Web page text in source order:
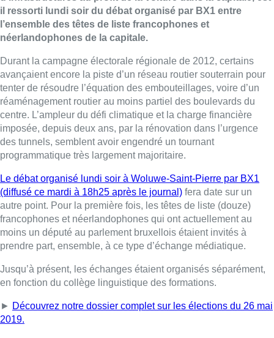
il ressorti lundi soir du débat organisé par BX1 entre
l’ensemble des têtes de liste francophones et
néerlandophones de la capitale.
Durant la campagne électorale régionale de 2012, certains
avançaient encore la piste d’un réseau routier souterrain pour
tenter de résoudre l’équation des embouteillages, voire d’un
réaménagement routier au moins partiel des boulevards du
centre. L’ampleur du défi climatique et la charge financière
imposée, depuis deux ans, par la rénovation dans l’urgence
des tunnels, semblent avoir engendré un tournant
programmatique très largement majoritaire.
Le débat organisé lundi soir à Woluwe-Saint-Pierre par BX1
(diffusé ce mardi à 18h25 après le journal) fera date sur un
autre point. Pour la première fois, les têtes de liste (douze)
francophones et néerlandophones qui ont actuellement au
moins un député au parlement bruxellois étaient invités à
prendre part, ensemble, à ce type d’échange médiatique.
Jusqu’à présent, les échanges étaient organisés séparément,
en fonction du collège linguistique des formations.
► Découvrez notre dossier complet sur les élections du 26 mai
2019.